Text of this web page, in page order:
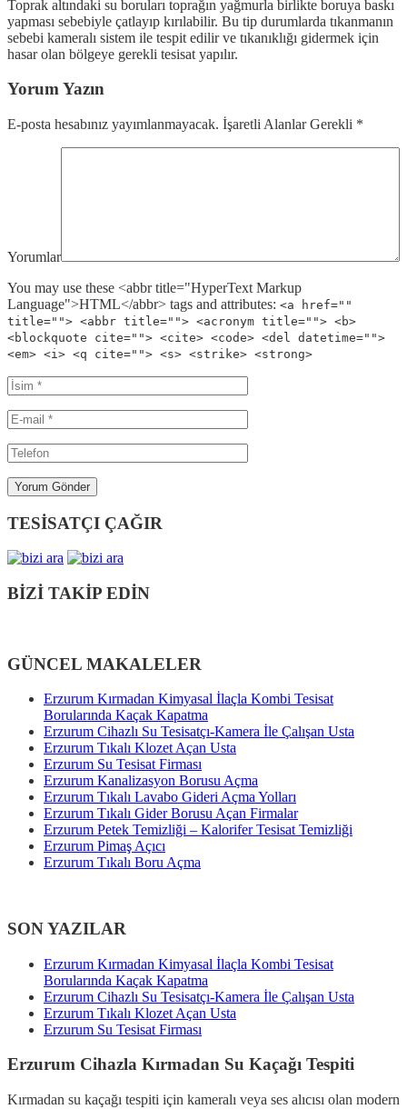
Toprak altındaki su boruları toprağın yağmurla birlikte boruya baskı
yapması sebebiyle çatlayıp kırılabilir. Bu tip durumlarda tıkanmanın
sebebi kameralı sistem ile tespit edilir ve tıkanıklığı gidermek için
hasar olan bölgeye gerekli tesisat yapılır.
Yorum Yazın
E-posta hesabınız yayımlanmayacak. İşaretli Alanlar Gerekli *
Yorumlar
You may use these <abbr title="HyperText Markup
Language">HTML</abbr> tags and attributes: <a href=""
title=""> <abbr title=""> <acronym title=""> <b>
<blockquote cite=""> <cite> <code> <del datetime="">
<em> <i> <q cite=""> <s> <strike> <strong>
TESİSATÇI ÇAĞIR
BİZİ TAKİP EDİN
GÜNCEL MAKALELER
Erzurum Kırmadan Kimyasal İlaçla Kombi Tesisat
Borularında Kaçak Kapatma
Erzurum Cihazlı Su Tesisatçı-Kamera İle Çalışan Usta
Erzurum Tıkalı Klozet Açan Usta
Erzurum Su Tesisat Firması
Erzurum Kanalizasyon Borusu Açma
Erzurum Tıkalı Lavabo Gideri Açma Yolları
Erzurum Tıkalı Gider Borusu Açan Firmalar
Erzurum Petek Temizliği – Kalorifer Tesisat Temizliği
Erzurum Pimaş Açıcı
Erzurum Tıkalı Boru Açma
SON YAZILAR
Erzurum Kırmadan Kimyasal İlaçla Kombi Tesisat
Borularında Kaçak Kapatma
Erzurum Cihazlı Su Tesisatçı-Kamera İle Çalışan Usta
Erzurum Tıkalı Klozet Açan Usta
Erzurum Su Tesisat Firması
Erzurum Cihazla Kırmadan Su Kaçağı Tespiti
Kırmadan su kaçağı tespiti için kameralı veya ses alıcısı olan modern